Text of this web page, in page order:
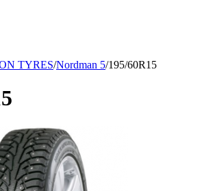
TYRES/Nordman 5/195/60R15